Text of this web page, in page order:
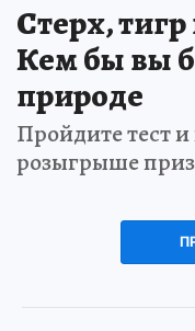
Стерх,
Кем бы вы
природе
Пройдите тест
розыгрыше